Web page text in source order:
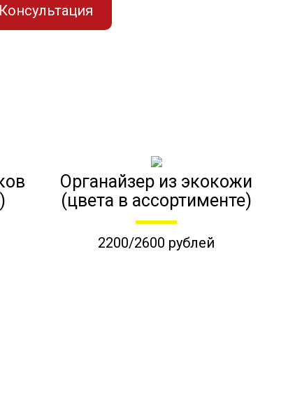
Консультация
Органайзер из экокожи
(цвета в ассортименте)
2200/2600 рублей